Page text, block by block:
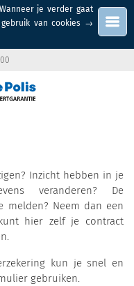
je verder gaat
van cookies →
Menu
Inzicht hebben in je
veranderen? De
melden? Neem dan een
hier zelf je contract
kun je snel en
gebruiken.